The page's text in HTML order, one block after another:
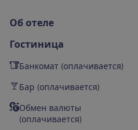
Об отеле
Гостиница
Банкомат (оплачивается)
Бар (оплачивается)
Обмен валюты
(оплачивается)